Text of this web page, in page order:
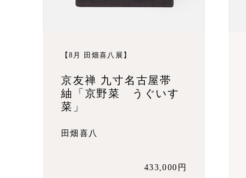
【8月 田畑喜八展】
京友禅 九寸名古屋帯
紬「京野菜 うぐいす
菜」
田畑喜八
433,000円